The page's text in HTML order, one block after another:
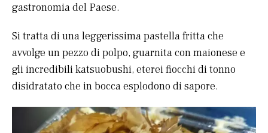
gastronomia del Paese.
Si tratta di una leggerissima pastella fritta che
avvolge un pezzo di polpo, guarnita con maionese e
gli incredibili katsuobushi, eterei fiocchi di tonno
disidratato che in bocca esplodono di sapore.